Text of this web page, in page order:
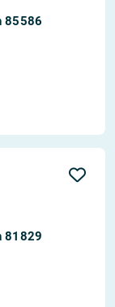
85586
81829